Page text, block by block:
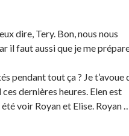
dire, Tery. Bon, nous nous
il faut aussi que je me
pendant tout ça ? Je t’avoue
ces dernières heures. Elen est
voir Royan et Elise. Royan